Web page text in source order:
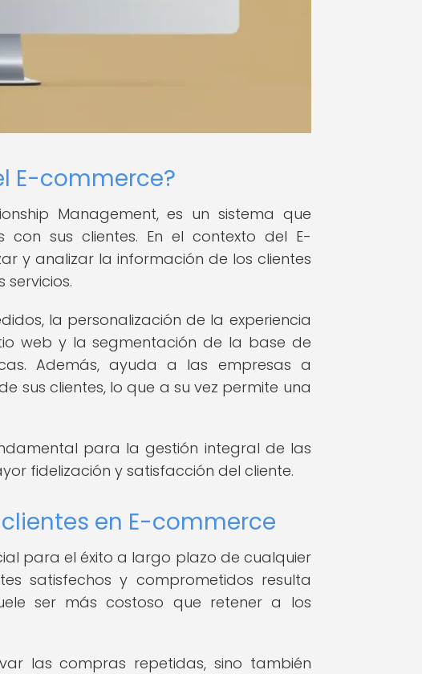
E-commerce?
Management, es un sistema que
sus clientes. En el contexto del E-
y analizar la información de los clientes
la personalización de la experiencia
web y la segmentación de la base de
Además, ayuda a las empresas a
sus clientes, lo que a su vez permite una
para la gestión integral de las
fidelización y satisfacción del cliente.
en E-commerce
para el éxito a largo plazo de cualquier
satisfechos y comprometidos resulta
ser más costoso que retener a los
las compras repetidas, sino también